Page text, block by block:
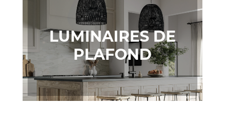
LUMINAIRES DE
PLAFOND